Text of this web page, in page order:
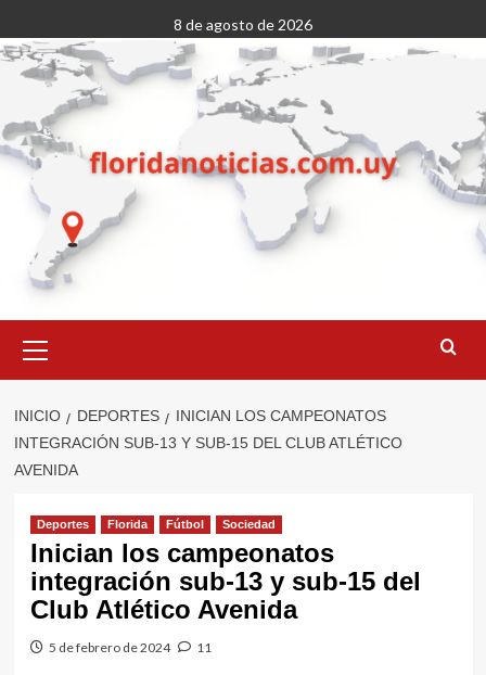
al
contenido
8 de agosto de 2026
primario
INICIO DEPORTES
INICIAN LOS CAMPEONATOS
INTEGRACIÓN SUB-13 Y SUB-15 DEL CLUB ATLÉTICO
AVENIDA
Deportes Florida Fútbol Sociedad
Inician los campeonatos
integración sub-13 y sub-15 del
Club Atlético Avenida
5 de febrero de 2024 11